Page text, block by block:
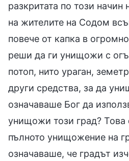
разкритата по този начин
на жителите на Содом
повече от капка в
реши да ги унищожи с
потоп, нито ураган,
други средства, за да
означаваше Бог да
унищожи този град? Това
пълното унищожение на
означаваше, че градът